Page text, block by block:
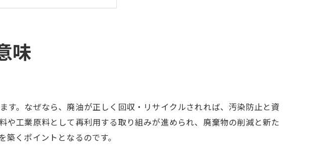
住民の意識変化
持続性に果たす役割
クル最前線
の広がりと工夫
ル事例に学ぶ魅力
が受ける恩恵
味
。なぜなら、廃油が正しく回収・リサイクルされれば、汚染防止と資
工業原料として再利用する取り組みが進められ、廃棄物の削減と新た
くポイントとなるのです。